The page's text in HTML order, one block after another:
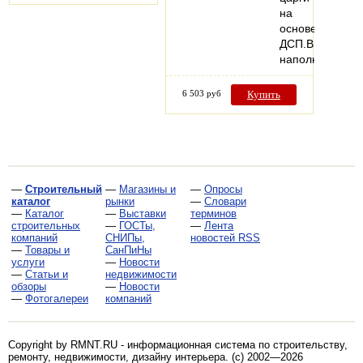
на
основе
наполнением…
6 503 руб Купить
— Строительный
каталог
— Каталог
строительных
компаний
— Товары и
услуги
— Статьи и
обзоры
— Фотогалереи
— Магазины и
рынки
— Выставки
— ГОСТы,
СНИПы,
СанПиНы
— Новости
недвижимости
— Новости
компаний
— Опросы
— Словари
терминов
— Лента
новостей RSS
Copyright by RMNT.RU - информационная система по строительству,
ремонту, недвижимости, дизайну интерьера. (c) 2002—2026